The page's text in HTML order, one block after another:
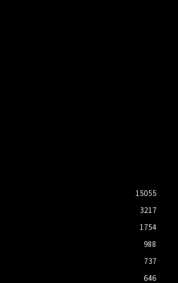
15055
3217
1754
988
737
646